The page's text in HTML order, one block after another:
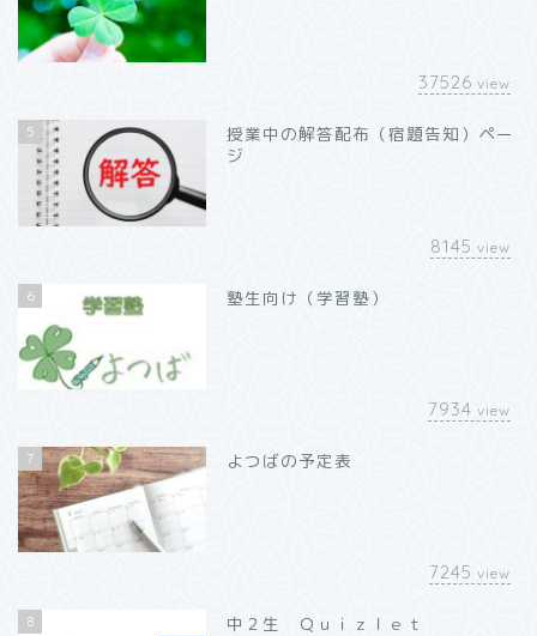
37526 view
5
授業中の解答配布（宿題告知）ペー
ジ
8145 view
6 塾生向け（学習塾）
7934 view
7 よつばの予定表
7245 view
8 中２生 Ｑｕｉｚｌｅｔ